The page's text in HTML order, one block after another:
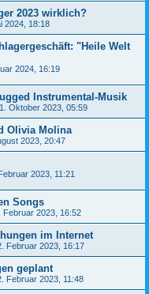
2023 wirklich?
2024, 18:18
"Heile Welt
2024, 16:19
Instrumental-Musik
Oktober 2023, 05:59
Olivia Molina
2023, 20:47
2023, 11:21
Songs
Februar 2023, 16:52
im Internet
Februar 2023, 16:17
geplant
Februar 2023, 11:48